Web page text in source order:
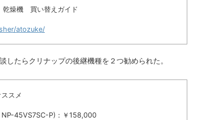
燥機 買い替えガイド
atozuke/
したらクリナップの後継機種を２つ勧められた。
スメ
45VS7SC-P)：￥158,000